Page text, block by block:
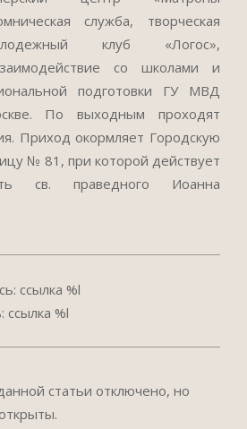
служба, творческая
клуб «Логос»,
со школами и
подготовки ГУ МВД
По выходным проходят
Приход окормляет Городскую
№ 81, при которой действует
св. праведного Иоанна
ссылка %l
%l
статьи отключено, но